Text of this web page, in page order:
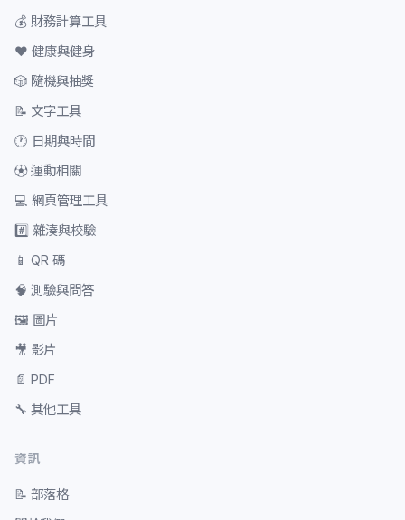
💰 財務計算工具
❤️ 健康與健身
🎲 隨機與抽獎
📝 文字工具
🕐 日期與時間
⚽ 運動相關
💻 網頁管理工具
#️⃣ 雜湊與校驗
📱 QR 碼
🧠 測驗與問答
🖼️ 圖片
🎥 影片
📄 PDF
🔧 其他工具
資訊
📝 部落格